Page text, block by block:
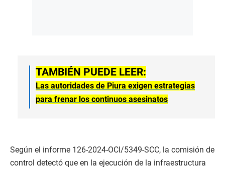
TAMBIÉN PUEDE LEER:
Las autoridades de Piura exigen estrategias
para frenar los continuos asesinatos
Según el informe 126-2024-OCI/5349-SCC, la comisión de
control detectó que en la ejecución de la infraestructura